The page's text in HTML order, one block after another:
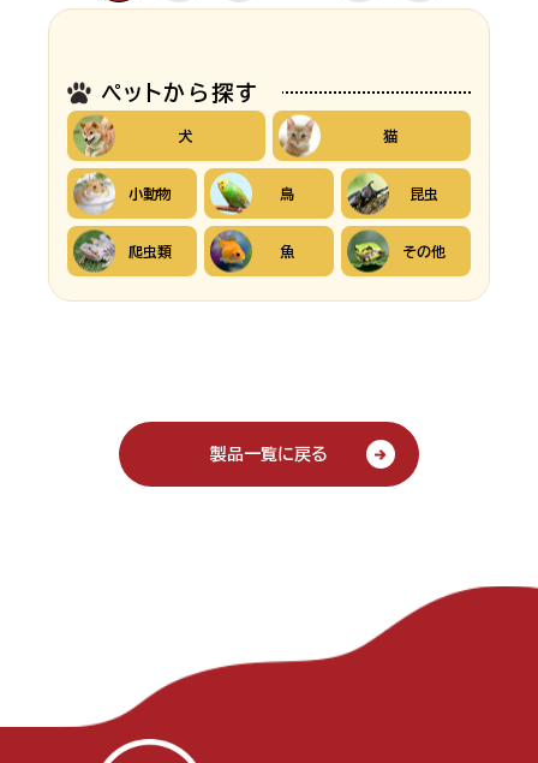
ペットから探す
犬 猫
小動物 鳥 昆虫
爬虫類 魚 その他
製品一覧に戻る